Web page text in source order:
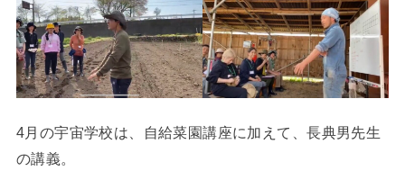
4月の宇宙学校は、自給菜園講座に加えて、長典男先生
の講義。